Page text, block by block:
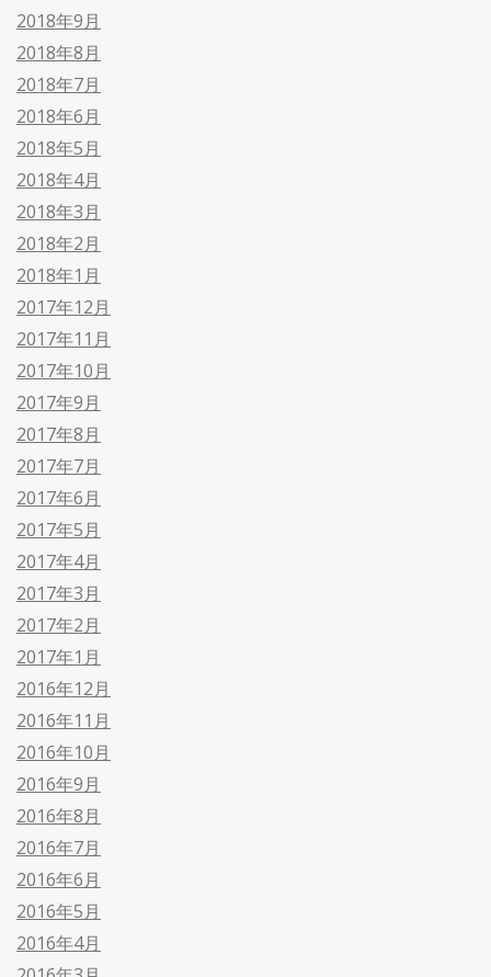
2018年9月
2018年8月
2018年7月
2018年6月
2018年5月
2018年4月
2018年3月
2018年2月
2018年1月
2017年12月
2017年11月
2017年10月
2017年9月
2017年8月
2017年7月
2017年6月
2017年5月
2017年4月
2017年3月
2017年2月
2017年1月
2016年12月
2016年11月
2016年10月
2016年9月
2016年8月
2016年7月
2016年6月
2016年5月
2016年4月